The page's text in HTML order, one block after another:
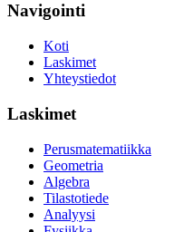
Navigointi
Koti
Laskimet
Yhteystiedot
Laskimet
Perusmatematiikka
Geometria
Algebra
Tilastotiede
Analyysi